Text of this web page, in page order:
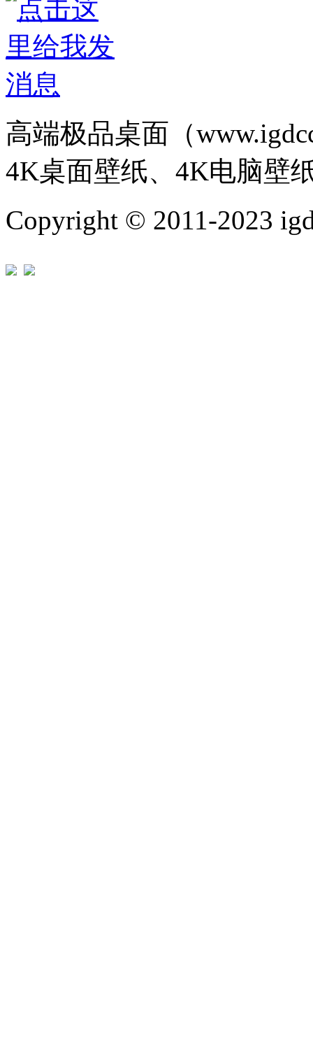
高端极品桌面（
4K桌面壁纸、4K电脑壁
Copyright © 2011-2023